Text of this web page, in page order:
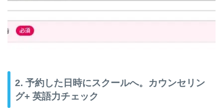
2. 予約した日時にスクールへ。カウンセリン
グ+ 英語力チェック